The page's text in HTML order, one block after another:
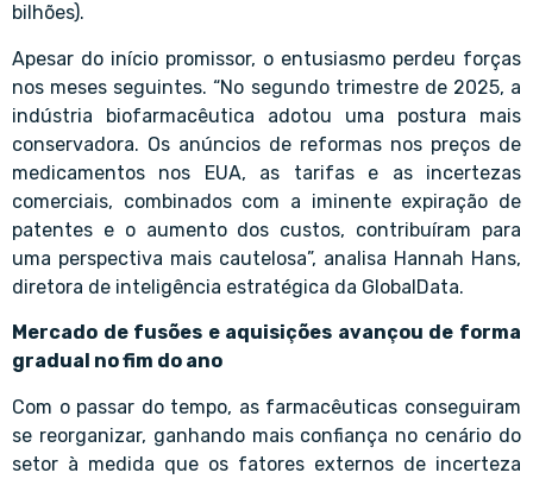
bilhões).
Apesar do início promissor, o entusiasmo perdeu forças
nos meses seguintes. “No segundo trimestre de 2025, a
indústria biofarmacêutica adotou uma postura mais
conservadora. Os anúncios de reformas nos preços de
medicamentos nos EUA, as tarifas e as incertezas
comerciais, combinados com a iminente expiração de
patentes e o aumento dos custos, contribuíram para
uma perspectiva mais cautelosa”, analisa Hannah Hans,
diretora de inteligência estratégica da GlobalData.
Mercado de fusões e aquisições avançou de forma
gradual no fim do ano
Com o passar do tempo, as farmacêuticas conseguiram
se reorganizar, ganhando mais confiança no cenário do
setor à medida que os fatores externos de incerteza